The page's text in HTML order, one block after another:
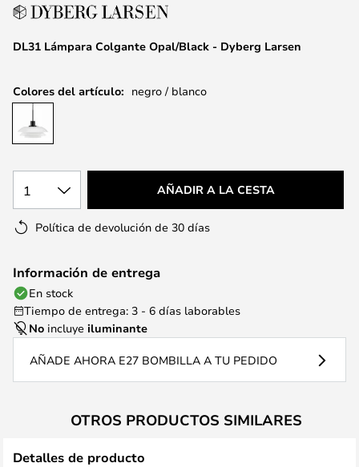
galería
deDL31 Lámpara Colgante Opal/Black - Dyberg Larsen
Colores del artículo: negro / blanco
1 AÑADIR A LA CESTA
Política de devolución de 30 días
Información de entrega
En stock
Tiempo de entrega: 3 - 6 días laborables
No incluye iluminante
AÑADE AHORA E27 BOMBILLA A TU PEDIDO
OTROS PRODUCTOS SIMILARES
Detalles de producto